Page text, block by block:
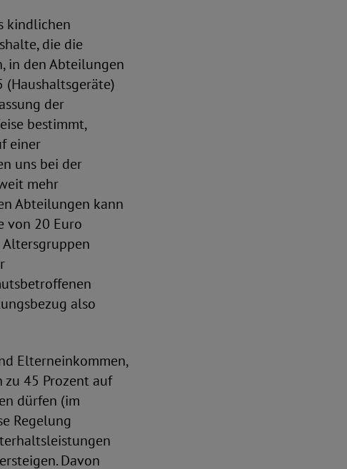
kindlichen
die die
in den Abteilungen
(Haushaltsgeräte)
der
bestimmt,
einer
uns bei der
mehr
Abteilungen kann
von 20 Euro
also
Elterneinkommen,
45 Prozent auf
dürfen (im
Regelung
Davon